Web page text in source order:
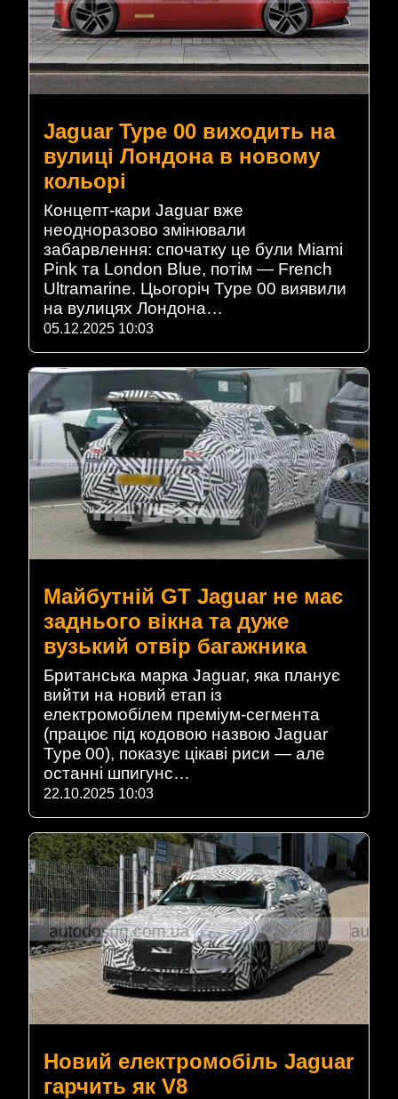
Jaguar Type 00 виходить на
вулиці Лондона в новому
кольорі
Концепт-кари Jaguar вже
неодноразово змінювали
забарвлення: спочатку це були Miami
Pink та London Blue, потім — French
Ultramarine. Цьогоріч Type 00 виявили
на вулицях Лондона…
05.12.2025 10:03
Майбутній GT Jaguar не має
заднього вікна та дуже
вузький отвір багажника
Британська марка Jaguar, яка планує
вийти на новий етап із
електромобілем преміум-сегмента
(працює під кодовою назвою Jaguar
Type 00), показує цікаві риси — але
останні шпигунс…
22.10.2025 10:03
Новий електромобіль Jaguar
гарчить як V8